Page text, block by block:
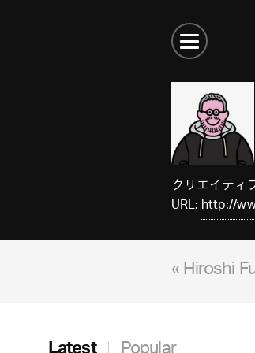
クリエイティ
URL:http://
« Hiroshi